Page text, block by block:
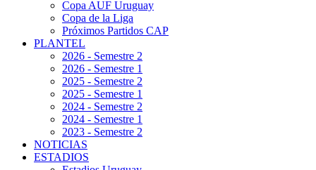
Copa AUF Uruguay
Copa de la Liga
Próximos Partidos CAP
PLANTEL
2026 - Semestre 2
2026 - Semestre 1
2025 - Semestre 2
2025 - Semestre 1
2024 - Semestre 2
2024 - Semestre 1
2023 - Semestre 2
NOTICIAS
ESTADIOS